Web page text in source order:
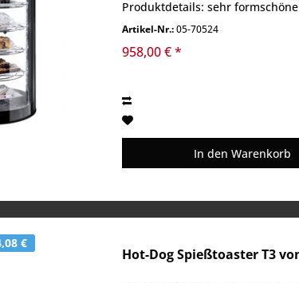
Produktdetails: sehr
Artikel-Nr.:05-70524
958,00 € *
In den Warenkorb
€
Hot-Dog Spießtoaster T3